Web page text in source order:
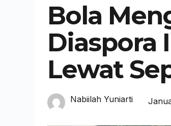
Bola
Diaspora
Lewat
Nabiilah Yuniarti